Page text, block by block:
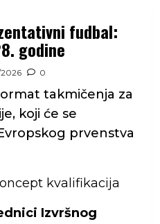
fudbal:
godine
0
takmičenja za
koji će se
prvenstva
Izvršnog